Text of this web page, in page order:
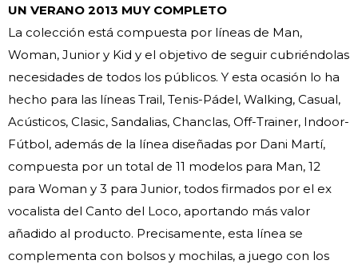
UN VERANO 2013 MUY COMPLETO
La colección está compuesta por líneas de Man,
Woman, Junior y Kid y el objetivo de seguir cubriéndolas
necesidades de todos los públicos. Y esta ocasión lo ha
hecho para las líneas Trail, Tenis-Pádel, Walking, Casual,
Acústicos, Clasic, Sandalias, Chanclas, Off-Trainer, Indoor-
Fútbol, además de la línea diseñadas por Dani Martí,
compuesta por un total de 11 modelos para Man, 12
para Woman y 3 para Junior, todos firmados por el ex
vocalista del Canto del Loco, aportando más valor
añadido al producto. Precisamente, esta línea se
complementa con bolsos y mochilas, a juego con los